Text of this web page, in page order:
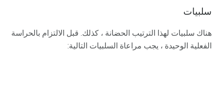
سلبيات
هناك سلبيات لهذا الترتيب الحضانة ، كذلك. قبل الالتزام بالحراسة
الفعلية الوحيدة ، يجب مراعاة السلبيات التالية: